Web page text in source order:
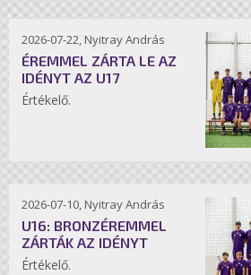
2026-07-22, Nyitray András
ÉREMMEL ZÁRTA LE AZ
IDÉNYT AZ U17
Értékelő.
2026-07-10, Nyitray András
U16: BRONZÉREMMEL
ZÁRTÁK AZ IDÉNYT
Értékelő.